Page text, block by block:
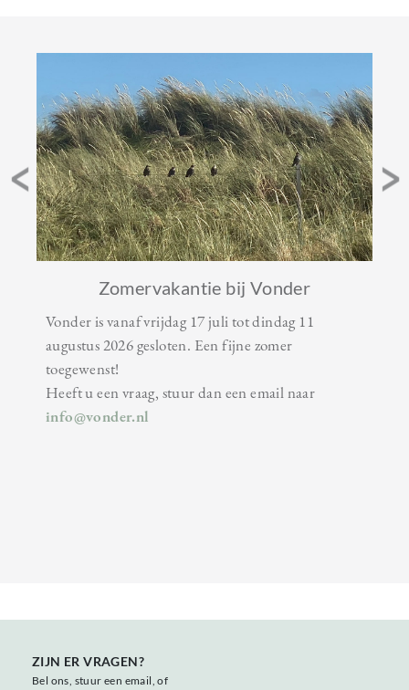
Zomervakantie bij Vonder
Vonder is vanaf vrijdag 17 juli tot dindag 11
augustus 2026 gesloten. Een fijne zomer
toegewenst!
Heeft u een vraag, stuur dan een email naar
info@vonder.nl
ZIJN ER VRAGEN?
Bel ons, stuur een email, of